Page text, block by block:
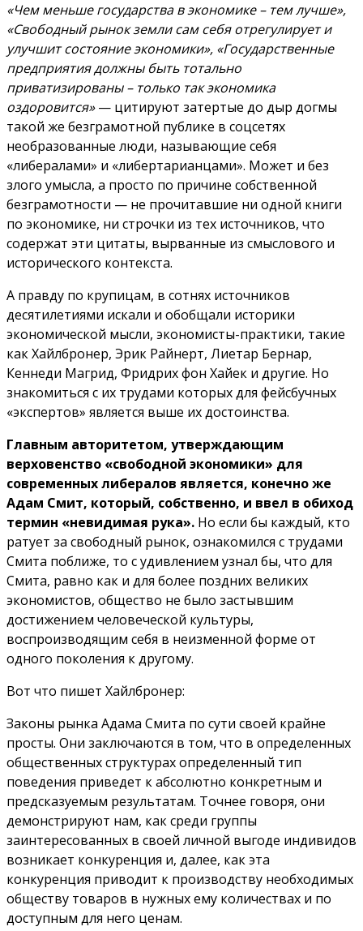
«Чем меньше государства в экономике – тем лучше»,
«Свободный рынок земли сам себя отрегулирует и
улучшит состояние экономики», «Государственные
предприятия должны быть тотально
приватизированы – только так экономика
оздоровится»— цитируют затертые до дыр догмы
такой же безграмотной публике в соцсетях
необразованные люди, называющие себя
«либералами» и «либертарианцами». Может и без
злого умысла, а просто по причине собственной
безграмотности — не прочитавшие ни одной книги
по экономике, ни строчки из тех источников, что
содержат эти цитаты, вырванные из смыслового и
исторического контекста.
А правду по крупицам, в сотнях источников
десятилетиями искали и обобщали историки
экономической мысли, экономисты-практики, такие
как Хайлбронер, Эрик Райнерт, Лиетар Бернар,
Кеннеди Магрид, Фридрих фон Хайек и другие. Но
знакомиться с их трудами которых для фейсбучных
«экспертов» является выше их достоинства.
Главным авторитетом, утверждающим
верховенство «свободной экономики» для
современных либералов является, конечно же
Адам Смит, который, собственно, и ввел в обиход
термин «невидимая рука». Но если бы каждый, кто
ратует за свободный рынок, ознакомился с трудами
Смита поближе, то с удивлением узнал бы, что для
Смита, равно как и для более поздних великих
экономистов, общество не было застывшим
достижением человеческой культуры,
воспроизводящим себя в неизменной форме от
одного поколения к другому.
Вот что пишет Хайлбронер:
Законы рынка Адама Смита по сути своей крайне
просты. Они заключаются в том, что в определенных
общественных структурах определенный тип
поведения приведет к абсолютно конкретным и
предсказуемым результатам. Точнее говоря, они
демонстрируют нам, как среди группы
заинтересованных в своей личной выгоде индивидов
возникает конкуренция и, далее, как эта
конкуренция приводит к производству необходимых
обществу товаров в нужных ему количествах и по
доступным для него ценам.